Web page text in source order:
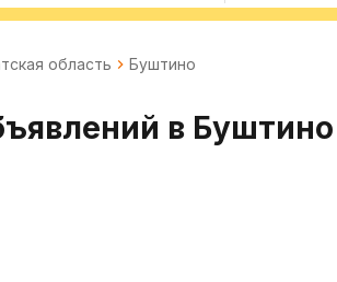
область Буштино
в Буштино